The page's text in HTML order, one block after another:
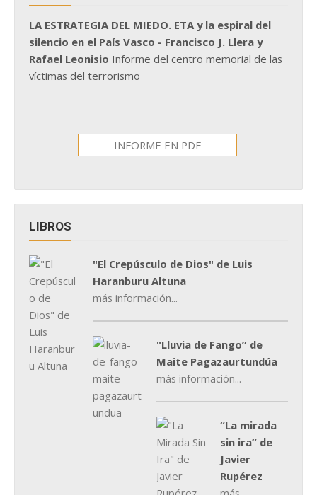
LA ESTRATEGIA DEL MIEDO. ETA y la espiral del
silencio en el País Vasco - Francisco J. Llera y
Rafael Leonisio Informe del centro memorial de las
víctimas del terrorismo
INFORME EN PDF
LIBROS
"El Crepúsculo de Dios" de Luis
Haranburu Altuna
más información...
"Lluvia de Fango” de
Maite Pagazaurtundúa
más información...
“La mirada
sin ira” de
Javier
Rupérez